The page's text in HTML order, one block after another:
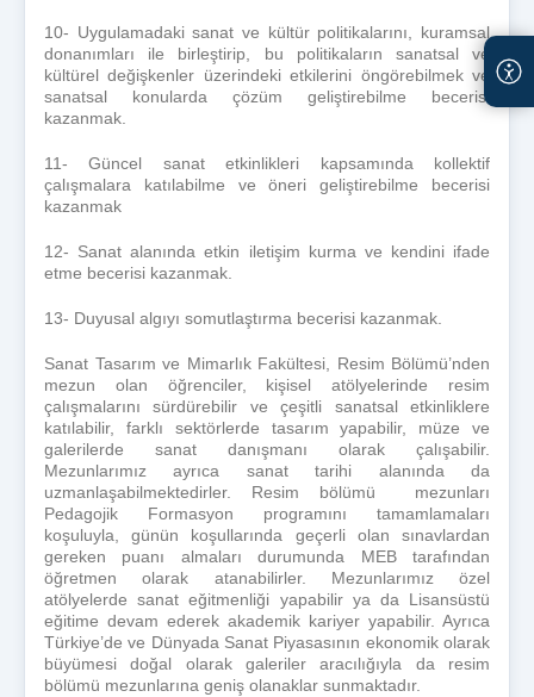
10- Uygulamadaki sanat ve kültür politikalarını, kuramsal
donanımları ile birleştirip, bu politikaların sanatsal ve
kültürel değişkenler üzerindeki etkilerini öngörebilmek ve
sanatsal konularda çözüm geliştirebilme becerisi
kazanmak.
11- Güncel sanat etkinlikleri kapsamında kollektif
çalışmalara katılabilme ve öneri geliştirebilme becerisi
kazanmak
12- Sanat alanında etkin iletişim kurma ve kendini ifade
etme becerisi kazanmak.
13- Duyusal algıyı somutlaştırma becerisi kazanmak.
Sanat Tasarım ve Mimarlık Fakültesi, Resim Bölümü’nden
mezun olan öğrenciler, kişisel atölyelerinde resim
çalışmalarını sürdürebilir ve çeşitli sanatsal etkinliklere
katılabilir, farklı sektörlerde tasarım yapabilir, müze ve
galerilerde sanat danışmanı olarak çalışabilir.
Mezunlarımız ayrıca sanat tarihi alanında da
uzmanlaşabilmektedirler. Resim bölümü mezunları
Pedagojik Formasyon programını tamamlamaları
koşuluyla, günün koşullarında geçerli olan sınavlardan
gereken puanı almaları durumunda MEB tarafından
öğretmen olarak atanabilirler. Mezunlarımız özel
atölyelerde sanat eğitmenliği yapabilir ya da Lisansüstü
eğitime devam ederek akademik kariyer yapabilir. Ayrıca
Türkiye’de ve Dünyada Sanat Piyasasının ekonomik olarak
büyümesi doğal olarak galeriler aracılığıyla da resim
bölümü mezunlarına geniş olanaklar sunmaktadır.